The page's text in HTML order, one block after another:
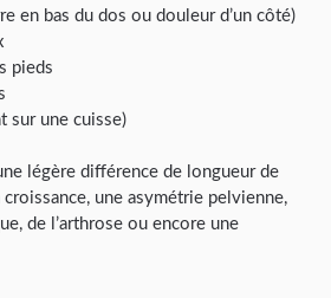
en bas du dos ou douleur d’un côté)
pieds
une cuisse)
légère différence de longueur de
une asymétrie pelvienne,
de l’arthrose ou encore une